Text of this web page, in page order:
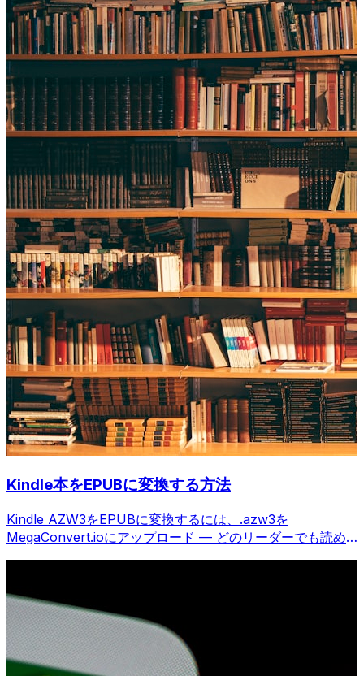
Kindle本をEPUBに変換する方法
Kindle AZW3をEPUBに変換するには、.azw3を
MegaConvert.ioにアップロード — どのリーダーでも読め